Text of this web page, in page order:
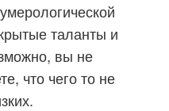
таланты и
вы не
что чего то не